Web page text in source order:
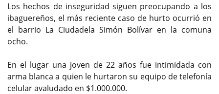
Los hechos de inseguridad siguen preocupando a los
ibaguereños, el más reciente caso de hurto ocurrió en
el barrio La Ciudadela Simón Bolívar en la comuna
ocho.
En el lugar una joven de 22 años fue intimidada con
arma blanca a quien le hurtaron su equipo de telefonía
celular avaludado en $1.000.000.